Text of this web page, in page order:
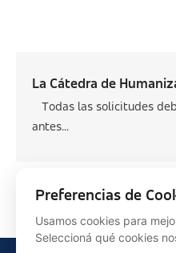
La Cátedra de
Todas las solicitudes
antes...
Preferencias de
Usamos cookies para
Seleccioná qué cookies